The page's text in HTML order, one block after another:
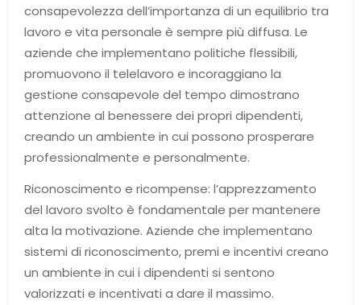
consapevolezza dell’importanza di un equilibrio tra
lavoro e vita personale è sempre più diffusa. Le
aziende che implementano politiche flessibili,
promuovono il telelavoro e incoraggiano la
gestione consapevole del tempo dimostrano
attenzione al benessere dei propri dipendenti,
creando un ambiente in cui possono prosperare
professionalmente e personalmente.
Riconoscimento e ricompense: l’apprezzamento
del lavoro svolto è fondamentale per mantenere
alta la motivazione. Aziende che implementano
sistemi di riconoscimento, premi e incentivi creano
un ambiente in cui i dipendenti si sentono
valorizzati e incentivati a dare il massimo.